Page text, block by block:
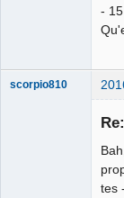
-
scorpio810
tes